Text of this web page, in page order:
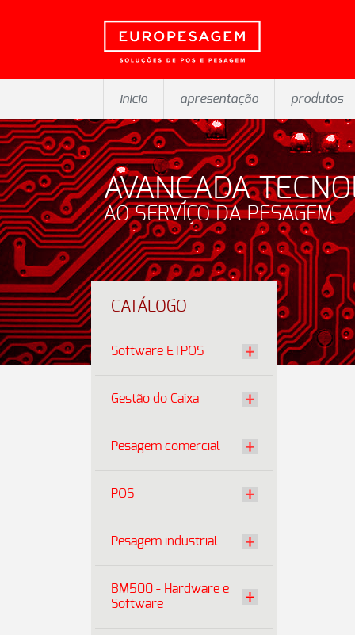
inicio apresentação produtos
AVANÇADA
AO SERVIÇO DA PESAGEM
CATÁLOGO
Software ETPOS
Gestão do Caixa
Pesagem comercial
POS
Pesagem industrial
BM500 - Hardware e
Software